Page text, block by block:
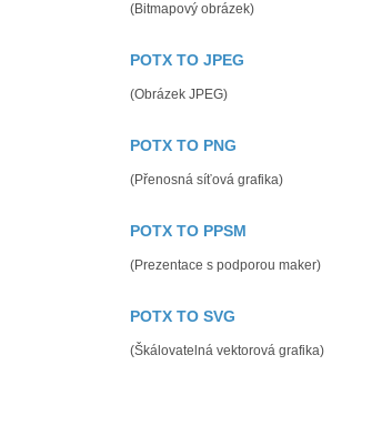
(Bitmapový obrázek)
POTX TO JPEG
(Obrázek JPEG)
POTX TO PNG
(Přenosná síťová grafika)
POTX TO PPSM
(Prezentace s podporou maker)
POTX TO SVG
(Škálovatelná vektorová grafika)